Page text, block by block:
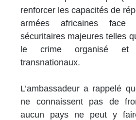
renforcer les capacités de
armées africaines face
sécuritaires majeures telles
le crime organisé et
transnationaux.
L’ambassadeur a rappelé
ne connaissent pas de
aucun pays ne peut y